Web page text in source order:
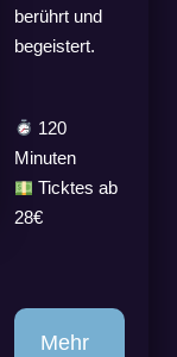
berührt und
begeistert.
120
Minuten
Ticktes ab
28€
Mehr